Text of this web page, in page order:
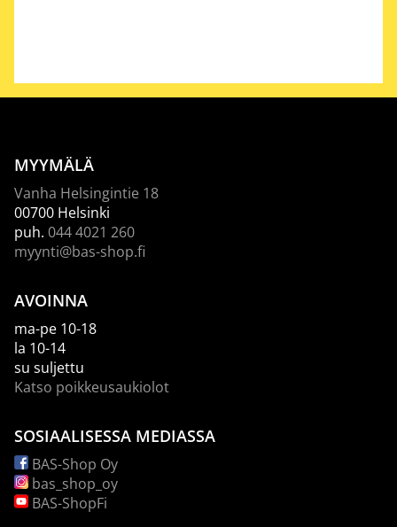
MYYMÄLÄ
Vanha Helsingintie 18
00700 Helsinki
puh. 044 4021 260
myynti@bas-shop.fi
AVOINNA
ma-pe 10-18
la 10-14
su suljettu
Katso poikkeusaukiolot
SOSIAALISESSA MEDIASSA
BAS-Shop Oy
bas_shop_oy
BAS-ShopFi